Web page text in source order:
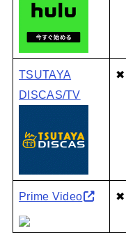
TSUTAYA
DISCAS/TV
✖
Prime Video ✖